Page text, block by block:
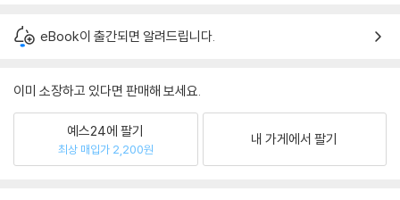
eBook이 출간되면 알려드립니다.
이미 소장하고 있다면 판매해 보세요.
예스24에 팔기
최상 매입가 2,200원
내 가게에서 팔기